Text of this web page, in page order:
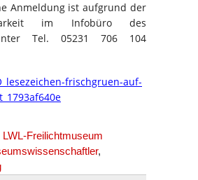
Anmeldung ist aufgrund der
im Infobüro des
Tel. 05231 706 104
LWL-Freilichtmuseum
,